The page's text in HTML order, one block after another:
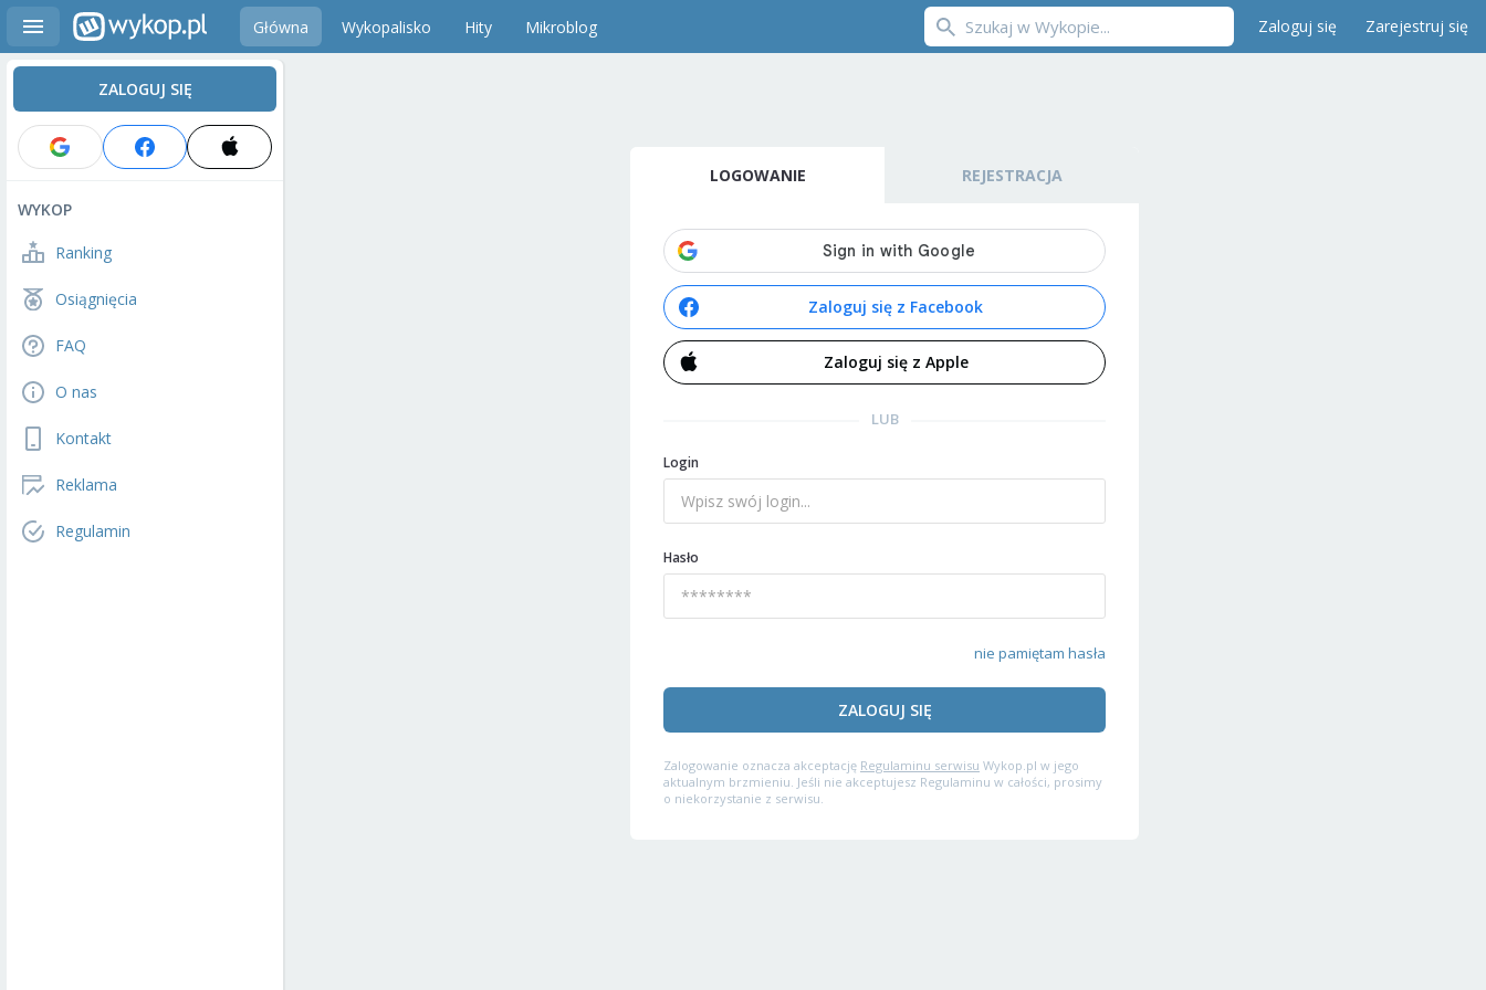
Główna Wykopalisko Hity Mikroblog Zaloguj się Zarejestruj się
ZALOGUJ SIĘ
WYKOP
Ranking
Osiągnięcia
FAQ
O nas
Kontakt
Reklama
Regulamin
LOGOWANIE REJESTRACJA
Zaloguj się z Facebook
Zaloguj się z Apple
LUB
Login
Hasło
nie pamiętam hasła
ZALOGUJ SIĘ
Zalogowanie oznacza akceptację Regulaminu serwisu Wykop.pl w jego
aktualnym brzmieniu. Jeśli nie akceptujesz Regulaminu w całości, prosimy
o niekorzystanie z serwisu.